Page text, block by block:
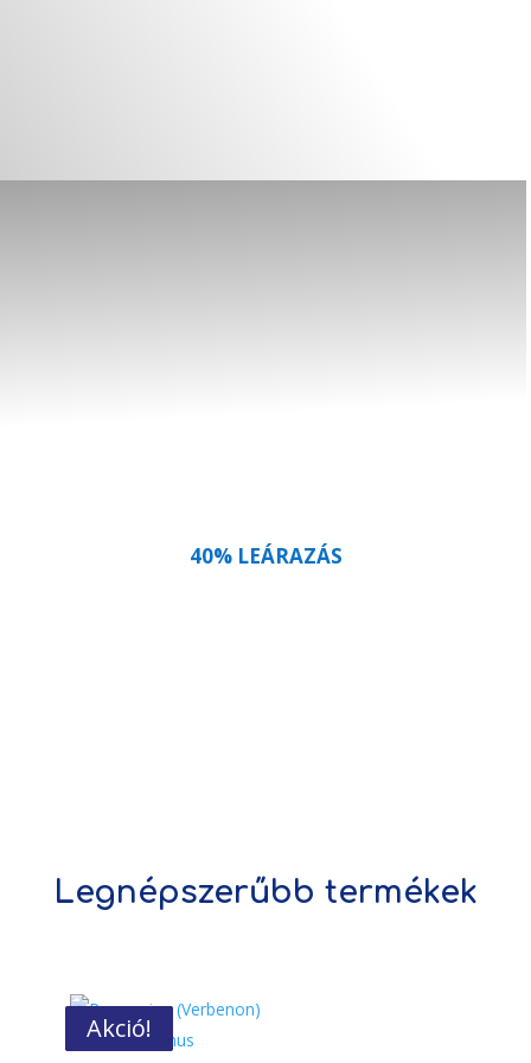
40% LEÁRAZÁS
Legnépszerűbb termékek
Akció!
Akció!
Akció!
Akció!